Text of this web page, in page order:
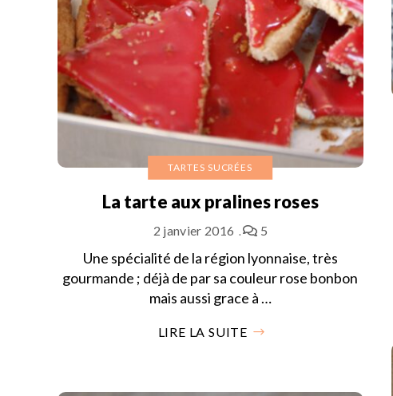
TARTES SUCRÉES
La tarte aux pralines roses
2 janvier 2016 5
Une spécialité de la région lyonnaise, très
gourmande ; déjà de par sa couleur rose bonbon
mais aussi grace à …
LIRE LA SUITE